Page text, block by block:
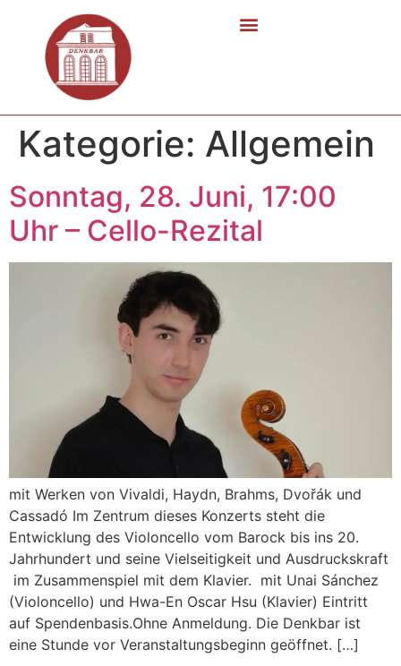
Kategorie: Allgemein
Sonntag, 28. Juni, 17:00
Uhr – Cello-Rezital
mit Werken von Vivaldi, Haydn, Brahms, Dvořák und
Cassadó Im Zentrum dieses Konzerts steht die
Entwicklung des Violoncello vom Barock bis ins 20.
Jahrhundert und seine Vielseitigkeit und Ausdruckskraft
im Zusammenspiel mit dem Klavier. mit Unai Sánchez
(Violoncello) und Hwa-En Oscar Hsu (Klavier) Eintritt
auf Spendenbasis.Ohne Anmeldung. Die Denkbar ist
eine Stunde vor Veranstaltungsbeginn geöffnet. […]